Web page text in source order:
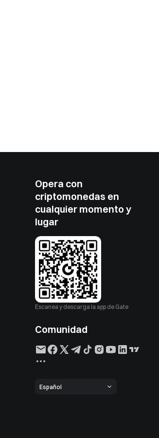
Opera con
criptomonedas en
cualquier momento y
lugar
Escanea y descarga la app de Gate
Comunidad
Español